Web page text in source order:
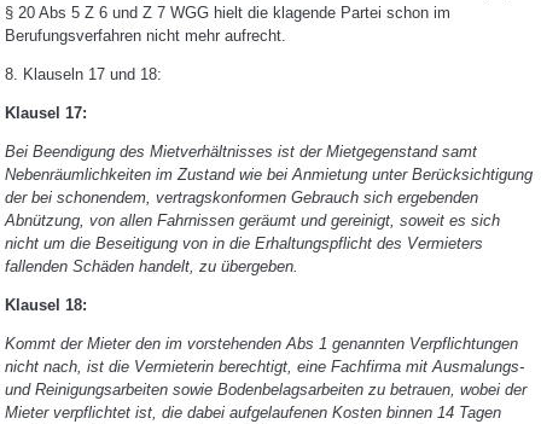
§ 20 Abs 5 Z 6 und Z 7 WGG hielt die klagende Partei schon im
Berufungsverfahren nicht mehr aufrecht.
8. Klauseln 17 und 18:
Klausel 17:
Bei Beendigung des Mietverhältnisses ist der Mietgegenstand samt
Nebenräumlichkeiten im Zustand wie bei Anmietung unter Berücksichtigung
der bei schonendem, vertragskonformen Gebrauch sich ergebenden
Abnützung, von allen Fahrnissen geräumt und gereinigt, soweit es sich
nicht um die Beseitigung von in die Erhaltungspflicht des Vermieters
fallenden Schäden handelt, zu übergeben.
Klausel 18:
Kommt der Mieter den im vorstehenden Abs 1 genannten Verpflichtungen
nicht nach, ist die Vermieterin berechtigt, eine Fachfirma mit Ausmalungs-
und Reinigungsarbeiten sowie Bodenbelagsarbeiten zu betrauen, wobei der
Mieter verpflichtet ist, die dabei aufgelaufenen Kosten binnen 14 Tagen